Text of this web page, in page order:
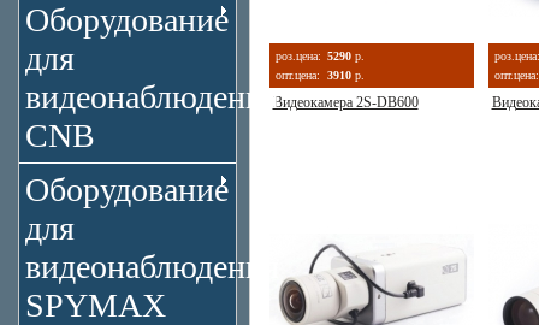
Оборудование
для
видеонаблюдения
CNB
Оборудование
для
видеонаблюдения
SPYMAX
роз.цена: 5290 р.
опт.цена:
3910 р.
Видеокамера 2S-DB600
роз.цена:
опт.цена: